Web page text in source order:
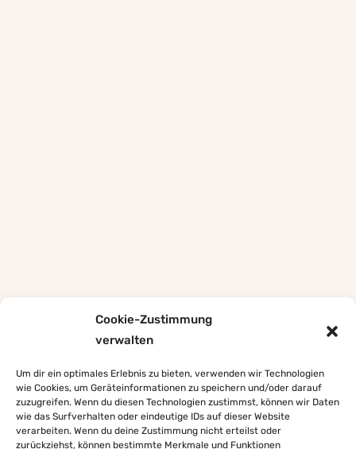
Cookie-Zustimmung
verwalten
Um dir ein optimales Erlebnis zu bieten, verwenden wir Technologien
wie Cookies, um Geräteinformationen zu speichern und/oder darauf
zuzugreifen. Wenn du diesen Technologien zustimmst, können wir Daten
wie das Surfverhalten oder eindeutige IDs auf dieser Website
verarbeiten. Wenn du deine Zustimmung nicht erteilst oder
zurückziehst, können bestimmte Merkmale und Funktionen